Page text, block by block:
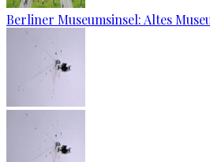
Berliner Museumsinsel: Altes